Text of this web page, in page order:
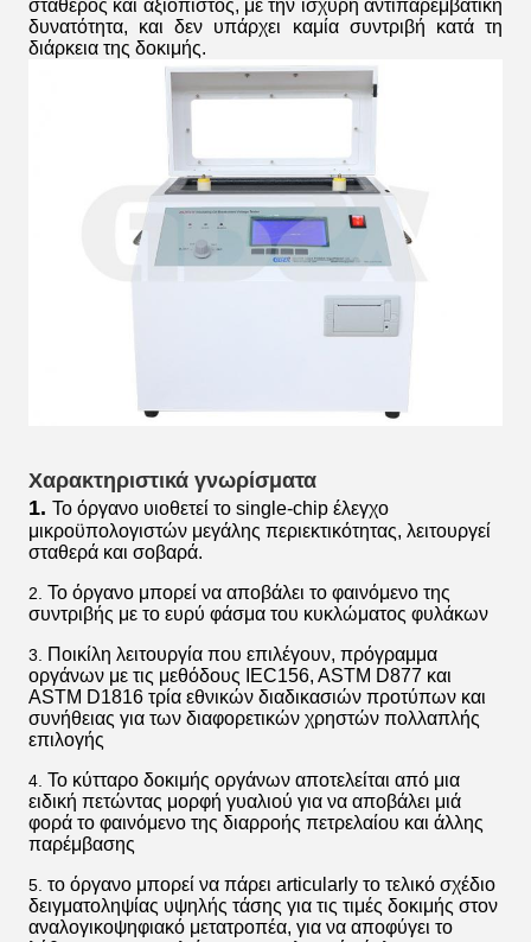
σταθερός και αξιόπιστος, με την ισχυρή αντιπαρεμβατική
δυνατότητα, και δεν υπάρχει καμία συντριβή κατά τη
διάρκεια της δοκιμής.
Χαρακτηριστικά γνωρίσματα
1. Το όργανο υιοθετεί το single-chip έλεγχο
μικροϋπολογιστών μεγάλης περιεκτικότητας, λειτουργεί
σταθερά και σοβαρά.
2. Το όργανο μπορεί να αποβάλει το φαινόμενο της
συντριβής με το ευρύ φάσμα του κυκλώματος φυλάκων
3.
Ποικίλη λειτουργία που επιλέγουν, πρόγραμμα
οργάνων με τις μεθόδους IEC156, ASTM D877 και
ASTM D1816 τρία εθνικών διαδικασιών προτύπων και
συνήθειας για των διαφορετικών χρηστών πολλαπλής
επιλογής
4. Το κύτταρο δοκιμής οργάνων αποτελείται από μια
ειδική πετώντας μορφή γυαλιού για να αποβάλει μιά
φορά το φαινόμενο της διαρροής πετρελαίου και άλλης
παρέμβασης
5. το όργανο μπορεί να πάρει articularly το τελικό σχέδιο
δειγματοληψίας υψηλής τάσης για τις τιμές δοκιμής στον
αναλογικοψηφιακό μετατροπέα, για να αποφύγει το